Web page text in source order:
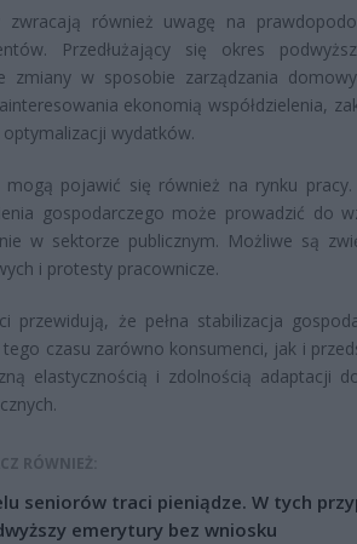
zwracają również uwagę na
Przedłużający się okres
zmiany w sposobie zarządzania
ekonomią współdzielenia,
wydatków.
mogą pojawić się również na rynku
gospodarczego może prowadzić do
w sektorze publicznym. Możliwe są
i protesty pracownicze.
przewidują, że pełna stabilizacja
czasu zarówno konsumenci, jak i
elastycznością i zdolnością adaptacji
RÓWNIEŻ:
seniorów traci pieniądze. W tych
emerytury bez wniosku